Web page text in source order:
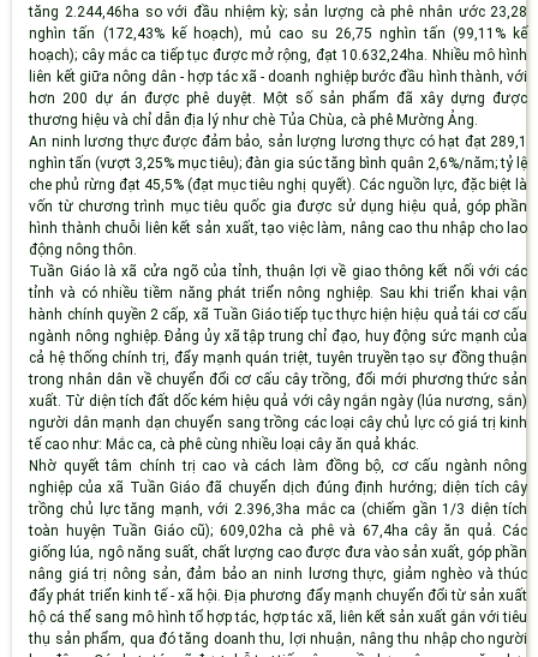
tăng 2.244,46ha so với đầu nhiệm kỳ; sản lượng cà phê nhân ước 23,28
nghìn tấn (172,43% kế hoạch), mủ cao su 26,75 nghìn tấn (99,11% kế
hoạch); cây mắc ca tiếp tục được mở rộng, đạt 10.632,24ha. Nhiều mô hình
liên kết giữa nông dân - hợp tác xã - doanh nghiệp bước đầu hình thành, với
hơn 200 dự án được phê duyệt. Một số sản phẩm đã xây dựng được
thương hiệu và chỉ dẫn địa lý như chè Tủa Chùa, cà phê Mường Ảng.
An ninh lương thực được đảm bảo, sản lượng lương thực có hạt đạt 289,1
nghìn tấn (vượt 3,25% mục tiêu); đàn gia súc tăng bình quân 2,6%/năm; tỷ lệ
che phủ rừng đạt 45,5% (đạt mục tiêu nghị quyết). Các nguồn lực, đặc biệt là
vốn từ chương trình mục tiêu quốc gia được sử dụng hiệu quả, góp phần
hình thành chuỗi liên kết sản xuất, tạo việc làm, nâng cao thu nhập cho lao
động nông thôn.
Tuần Giáo là xã cửa ngõ của tỉnh, thuận lợi về giao thông kết nối với các
tỉnh và có nhiều tiềm năng phát triển nông nghiệp. Sau khi triển khai vận
hành chính quyền 2 cấp, xã Tuần Giáo tiếp tục thực hiện hiệu quả tái cơ cấu
ngành nông nghiệp. Đảng ủy xã tập trung chỉ đạo, huy động sức mạnh của
cả hệ thống chính trị, đẩy mạnh quán triệt, tuyên truyền tạo sự đồng thuận
trong nhân dân về chuyển đổi cơ cấu cây trồng, đổi mới phương thức sản
xuất. Từ diện tích đất dốc kém hiệu quả với cây ngắn ngày (lúa nương, sắn)
người dân mạnh dạn chuyển sang trồng các loại cây chủ lực có giá trị kinh
tế cao như: Mắc ca, cà phê cùng nhiều loại cây ăn quả khác.
Nhờ quyết tâm chính trị cao và cách làm đồng bộ, cơ cấu ngành nông
nghiệp của xã Tuần Giáo đã chuyển dịch đúng định hướng; diện tích cây
trồng chủ lực tăng mạnh, với 2.396,3ha mắc ca (chiếm gần 1/3 diện tích
toàn huyện Tuần Giáo cũ); 609,02ha cà phê và 67,4ha cây ăn quả. Các
giống lúa, ngô năng suất, chất lượng cao được đưa vào sản xuất, góp phần
nâng giá trị nông sản, đảm bảo an ninh lương thực, giảm nghèo và thúc
đẩy phát triển kinh tế - xã hội. Địa phương đẩy mạnh chuyển đổi từ sản xuất
hộ cá thể sang mô hình tổ hợp tác, hợp tác xã, liên kết sản xuất gắn với tiêu
thụ sản phẩm, qua đó tăng doanh thu, lợi nhuận, nâng thu nhập cho người